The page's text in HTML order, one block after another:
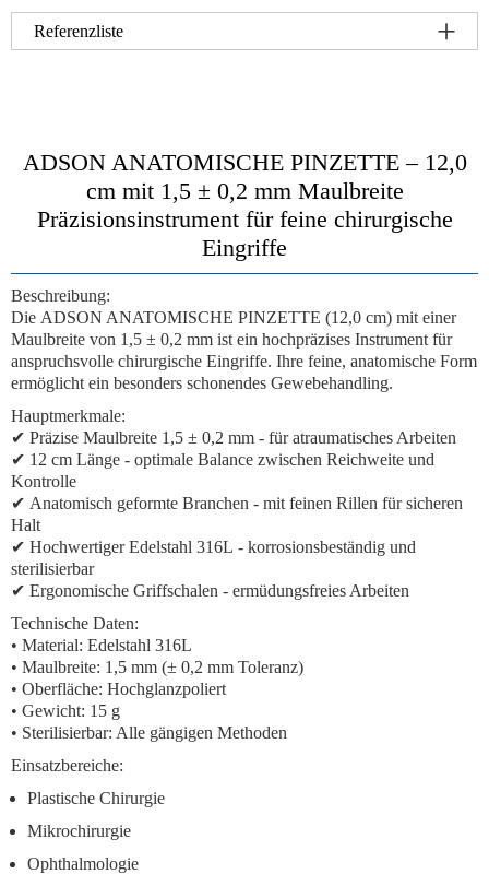
Referenzliste
ADSON ANATOMISCHE PINZETTE – 12,0
cm mit 1,5 ± 0,2 mm Maulbreite
Präzisionsinstrument für feine chirurgische
Eingriffe
Beschreibung:
Die ADSON ANATOMISCHE PINZETTE (12,0 cm) mit einer
Maulbreite von 1,5 ± 0,2 mm ist ein hochpräzises Instrument für
anspruchsvolle chirurgische Eingriffe. Ihre feine, anatomische Form
ermöglicht ein besonders schonendes Gewebehandling.
Hauptmerkmale:
✔ Präzise Maulbreite 1,5 ± 0,2 mm - für atraumatisches Arbeiten
✔ 12 cm Länge - optimale Balance zwischen Reichweite und
Kontrolle
✔ Anatomisch geformte Branchen - mit feinen Rillen für sicheren
Halt
✔ Hochwertiger Edelstahl 316L - korrosionsbeständig und
sterilisierbar
✔ Ergonomische Griffschalen - ermüdungsfreies Arbeiten
Technische Daten:
• Material: Edelstahl 316L
• Maulbreite: 1,5 mm (± 0,2 mm Toleranz)
• Oberfläche: Hochglanzpoliert
• Gewicht: 15 g
• Sterilisierbar: Alle gängigen Methoden
Einsatzbereiche:
Plastische Chirurgie
Mikrochirurgie
Ophthalmologie